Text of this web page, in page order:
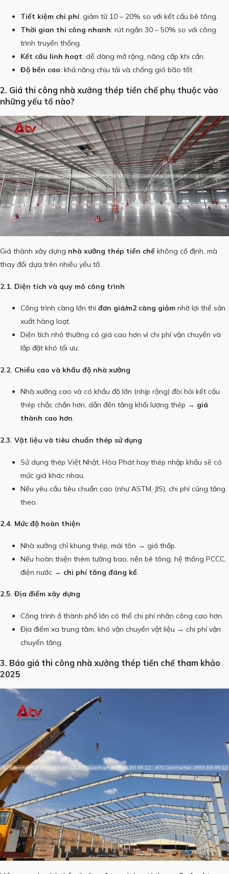
Tiết kiệm chi phí: giảm từ 10 – 20% so với kết cấu bê tông.
Thời gian thi công nhanh: rút ngắn 30 – 50% so với công
trình truyền thống.
Kết cấu linh hoạt: dễ dàng mở rộng, nâng cấp khi cần.
Độ bền cao: khả năng chịu tải và chống gió bão tốt.
2. Giá thi công nhà xưởng thép tiền chế phụ thuộc vào
những yếu tố nào?
Giá thành xây dựng nhà xưởng thép tiền chế không cố định, mà
thay đổi dựa trên nhiều yếu tố:
2.1. Diện tích và quy mô công trình
Công trình càng lớn thì đơn giá/m2 càng giảm nhờ lợi thế sản
xuất hàng loạt.
Diện tích nhỏ thường có giá cao hơn vì chi phí vận chuyển và
lắp đặt khó tối ưu.
2.2. Chiều cao và khẩu độ nhà xưởng
Nhà xưởng cao và có khẩu độ lớn (nhịp rộng) đòi hỏi kết cấu
thép chắc chắn hơn, dẫn đến tăng khối lượng thép → giá
thành cao hơn.
2.3. Vật liệu và tiêu chuẩn thép sử dụng
Sử dụng thép Việt Nhật, Hòa Phát hay thép nhập khẩu sẽ có
mức giá khác nhau.
Nếu yêu cầu tiêu chuẩn cao (như ASTM, JIS), chi phí cũng tăng
theo.
2.4. Mức độ hoàn thiện
Nhà xưởng chỉ khung thép, mái tôn → giá thấp.
Nếu hoàn thiện thêm tường bao, nền bê tông, hệ thống PCCC,
điện nước → chi phí tăng đáng kể.
2.5. Địa điểm xây dựng
Công trình ở thành phố lớn có thể chi phí nhân công cao hơn.
Địa điểm xa trung tâm, khó vận chuyển vật liệu → chi phí vận
chuyển tăng.
3. Báo giá thi công nhà xưởng thép tiền chế tham khảo
2025